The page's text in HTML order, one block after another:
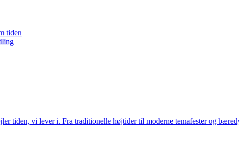
tiden
tiden, vi lever i. Fra traditionelle højtider til moderne temafester og